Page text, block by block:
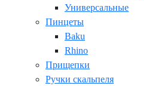
Универсальные
Пинцеты
Baku
Rhino
Прищепки
Ручки скальпеля